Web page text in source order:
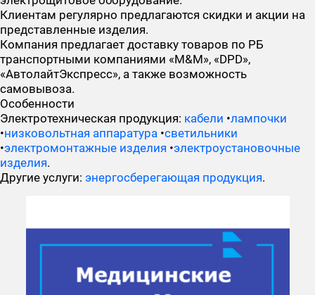
Клиентам регулярно предлагаются скидки и акции на
представленные изделия.
Компания предлагает доставку товаров по РБ
транспортными компаниями «М&М», «DPD»,
«АвтолайтЭкспресс», а также возможность
самовывоза.
Особенности
Электротехническая продукция: кабели •лампочки
•низковольтная аппаратура •светильники
•электромонтажные изделия •электроустановочные
изделия.
Другие услуги: энергосберегающая продукция.